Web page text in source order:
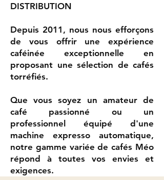
DISTRIBUTION
Depuis 2011, nous nous efforçons
de vous offrir une expérience
caféinée exceptionnelle en
proposant une sélection de cafés
torréfiés.
Que vous soyez un amateur de
café passionné ou un
professionnel équipé d'une
machine expresso automatique,
notre gamme variée de cafés Méo
répond à toutes vos envies et
exigences.